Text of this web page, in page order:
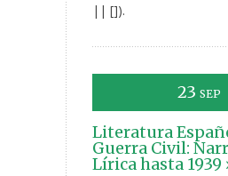
|| []).
23 SEP
Literatura
Guerra Civil:
Lírica hasta 1939